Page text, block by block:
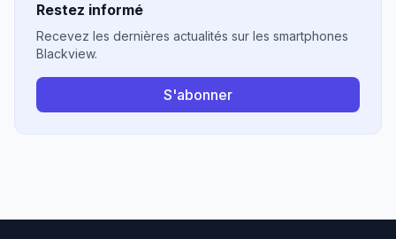
Restez informé
Recevez les dernières actualités sur les smartphones
Blackview.
S'abonner